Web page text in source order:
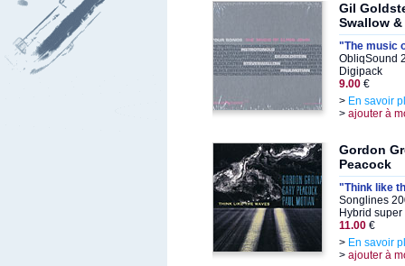
Gil
Swallow
"The music
ObliqSound
Digipack
9.00 €
> En savoir
> ajouter à
Gordon
Peacock
"Think like
Songlines
Hybrid
11.00 €
> En savoir
> ajouter à